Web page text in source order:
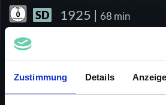
Zustimmung Details
SD 1925 | 68 min
STUMMFILME
DRAMAINFO